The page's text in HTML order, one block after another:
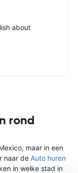
about
rond
maar in een
naar de Auto huren
in welke stad in